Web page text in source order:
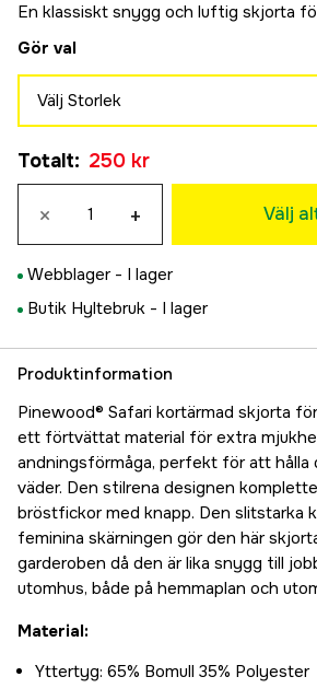
En klassiskt snygg och luftig skjorta
Gör val
Välj Storlek
250 kr
S
250 kr
499 kr
499 kr
499 kr
499 kr
Totalt: 250 kr
× + Välj
Webblager - I lager
Butik Hyltebruk - I lager
Produktinformation
Pinewood® Safari kortärmad skjorta
ett förtvättat material för extra
andningsförmåga, perfekt för att hålla
väder. Den stilrena designen
bröstfickor med knapp. Den slitstarka
feminina skärningen gör den här
garderoben då den är lika snygg till
utomhus, både på hemmaplan och
Material:
Yttertyg: 65% Bomull 35% Polyester